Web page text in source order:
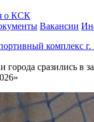
о КСК
Вакансии
комплекс г.
города сразились в